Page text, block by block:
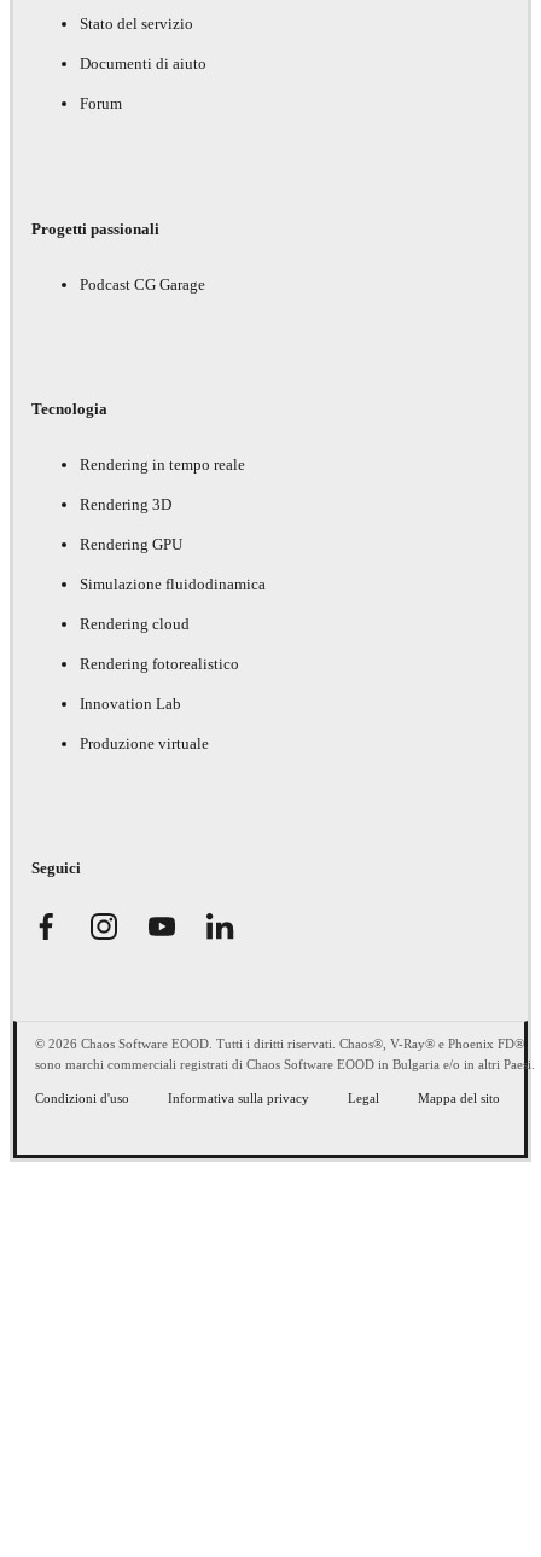
Stato del servizio
Documenti di aiuto
Forum
Progetti passionali
Podcast CG Garage
Tecnologia
Rendering in tempo reale
Rendering 3D
Rendering GPU
Simulazione fluidodinamica
Rendering cloud
Rendering fotorealistico
Innovation Lab
Produzione virtuale
Seguici
© 2026 Chaos Software EOOD. Tutti i diritti riservati. Chaos®, V-Ray® e Phoenix FD®
sono marchi commerciali registrati di Chaos Software EOOD in Bulgaria e/o in altri Paesi.
Condizioni d'uso Informativa sulla privacy Legal Mappa del sito